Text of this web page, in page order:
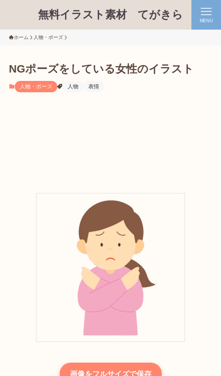
無料イラスト素材 てがきら MENU
ホーム 人物・ポーズ
NGポーズをしている女性のイラスト
人物・ポーズ 人物 表情
画像をフルサイズで保存